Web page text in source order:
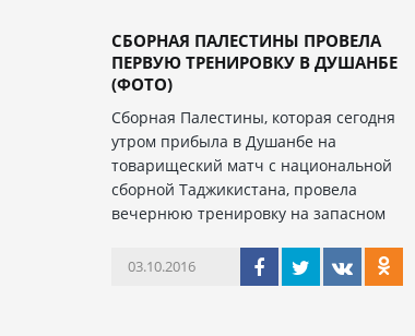
СБОРНАЯ ПАЛЕСТИНЫ ПРОВЕЛА
ПЕРВУЮ ТРЕНИРОВКУ В ДУШАНБЕ
(ФОТО)
Сборная Палестины, которая сегодня
утром прибыла в Душанбе на
товарищеский матч с национальной
сборной Таджикистана, провела
вечернюю тренировку на запасном
03.10.2016